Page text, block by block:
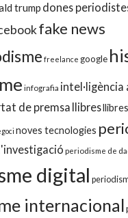
trump dones
fake news
freelance google
infografia intel·ligència
de premsa llibres
noves tecnologies
periodisme de
digital
internacional